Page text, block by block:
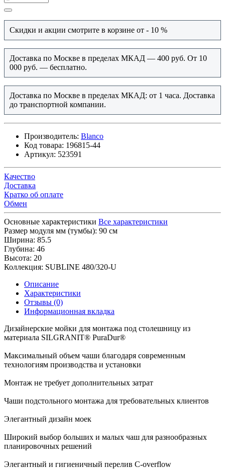
Скидки и акции смотрите в корзине от - 10 %
Доставка по Москве в пределах МКАД — 400 руб. От 10
000 руб. — бесплатно.
Доставка по Москве в пределах МКАД: от 1 часа. Доставка
до транспортной компании.
Производитель: Blanco
Код товара: 196815-44
Артикул: 523591
Качество
Доставка
Кратко об оплате
Обмен
Основные характеристики Все характеристики
Размер модуля мм (тумбы): 90 см
Ширина: 85.5
Глубина: 46
Высота: 20
Коллекция: SUBLINE 480/320-U
Описание
Характеристики
Отзывы (0)
Информационная вкладка
Дизайнерские мойки для монтажа под столешницу из
материала SILGRANIT® PuraDur®
Максимальный объем чаши благодаря современным
технологиям производства и установки
Монтаж не требует дополнительных затрат
Чаши подстольного монтажа для требовательных клиентов
Элегантный дизайн моек
Широкий выбор больших и малых чаш для разнообразных
планировочных решений
Элегантный и гигиеничный перелив C-overflow